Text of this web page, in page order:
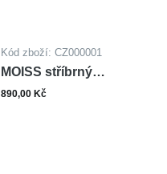
Kód zboží: CZ000001
MOISS stříbrný
přívěsek
890,00 Kč